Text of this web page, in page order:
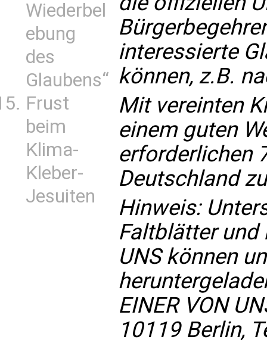
Wiederbel
ebung
des
Glaubens“
Frust
beim
Klima-
Kleber-
Jesuiten
interessierte
können, z.B.
Mit vereinten
einem guten
erforderlichen
Deutschland
Hinweis:
Faltblätter und
UNS können
EINER VON
10119 Berlin,